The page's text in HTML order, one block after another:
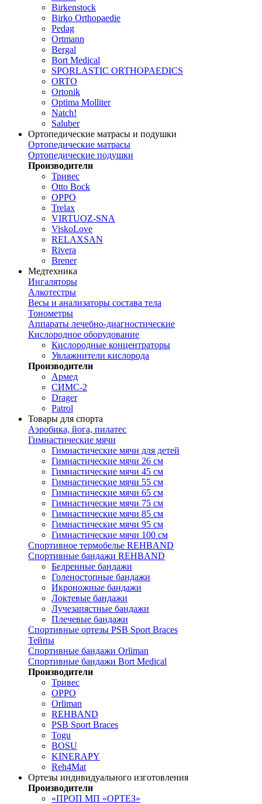
Birkenstock
Birko Orthopaedie
Pedag
Ortmann
Bergal
Bort Medical
SPORLASTIC ORTHOPAEDICS
ORTO
Ortonik
Optima Molliter
Natch!
Saluber
Ортопедические матрасы и подушки
Ортопедические матрасы
Ортопедические подушки
Производители
Тривес
Otto Bock
OPPO
Trelax
VIRTUOZ-SNA
ViskoLove
RELAXSAN
Rivera
Brener
Медтехника
Ингаляторы
Алкотестры
Весы и анализаторы состава тела
Тонометры
Аппараты лечебно-диагностические
Кислородное оборудование
Кислородные концентраторы
Увлажнители кислорода
Производители
Армед
СИМС-2
Drager
Patrol
Товары для спорта
Аэробика, йога, пилатес
Гимнастические мячи
Гимнастические мячи для детей
Гимнастические мячи 26 см
Гимнастические мячи 45 см
Гимнастические мячи 55 см
Гимнастические мячи 65 см
Гимнастические мячи 75 см
Гимнастические мячи 85 см
Гимнастические мячи 95 см
Гимнастические мячи 100 см
Спортивное термобелье REHBAND
Спортивные бандажи REHBAND
Бедренные бандажи
Голеностопные бандажи
Икроножные бандажи
Локтевые бандажи
Лучезапястные бандажи
Плечевые бандажи
Спортивные ортезы PSB Sport Braces
Тейпы
Спортивные бандажи Orliman
Спортивные бандажи Bort Medical
Производители
Тривес
OPPO
Orliman
REHBAND
PSB Sport Braces
Togu
BOSU
KINERAPY
Reh4Mat
Ортезы индивидуального изготовления
Производители
«ПРОП МП «ОРТЕЗ»